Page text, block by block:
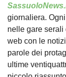
giornaliera.
nelle gare serali
web con le
parole dei
ultime